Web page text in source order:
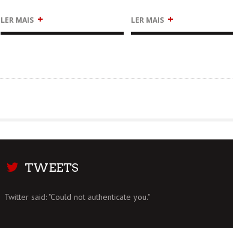
LER MAIS + LER MAIS +
TWEETS
Twitter said: "Could not authenticate you."